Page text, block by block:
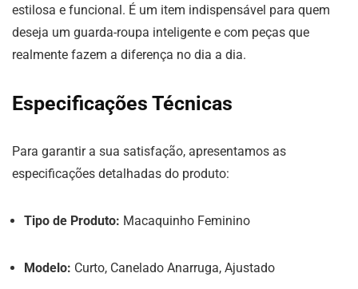
estilosa e funcional. É um item indispensável para quem
deseja um guarda-roupa inteligente e com peças que
realmente fazem a diferença no dia a dia.
Especificações Técnicas
Para garantir a sua satisfação, apresentamos as
especificações detalhadas do produto:
Tipo de Produto: Macaquinho Feminino
Modelo: Curto, Canelado Anarruga, Ajustado